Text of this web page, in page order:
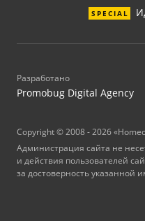
SPECIAL
Разработано
Promobug Digital Agency
Copyright © 2008 - 2026
Администрация сайта не
и действия пользователей
за достоверность указанной